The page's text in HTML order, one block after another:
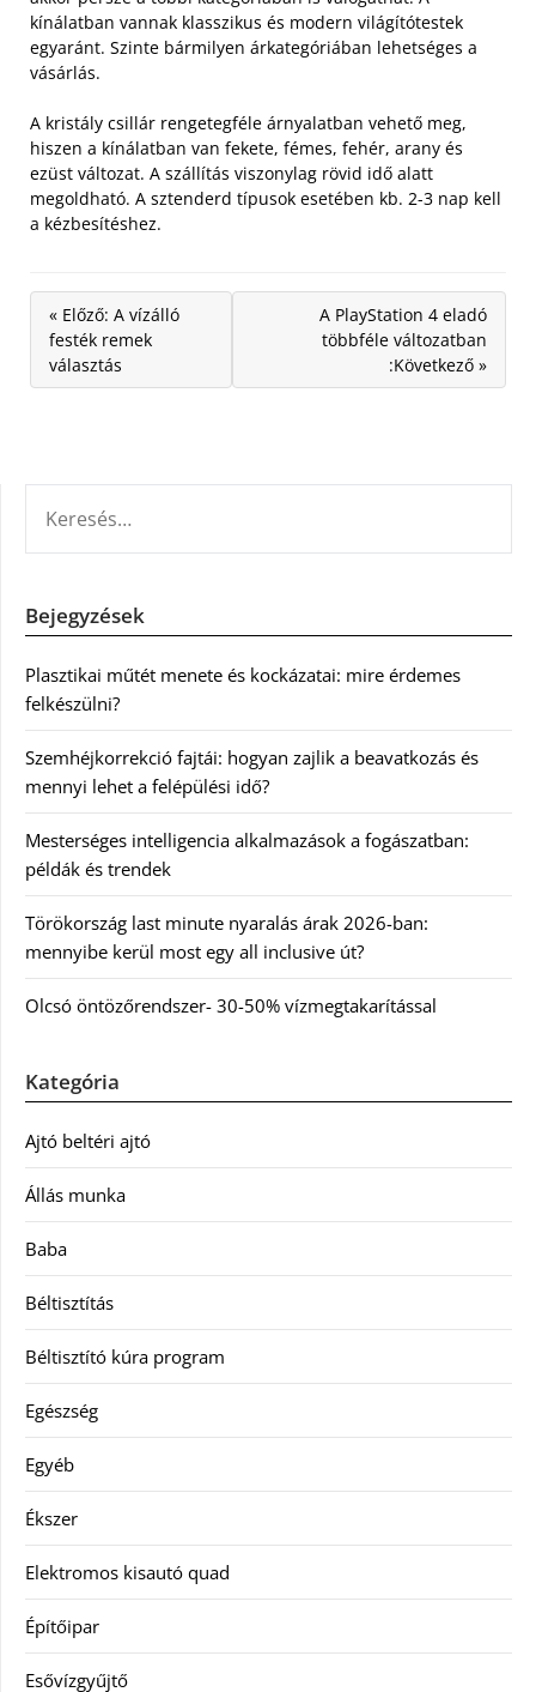
kínálatban vannak klasszikus és modern világítótestek
egyaránt. Szinte bármilyen árkategóriában lehetséges a
vásárlás.
A kristály csillár rengetegféle árnyalatban vehető meg,
hiszen a kínálatban van fekete, fémes, fehér, arany és
ezüst változat. A szállítás viszonylag rövid idő alatt
megoldható. A sztenderd típusok esetében kb. 2-3 nap kell
a kézbesítéshez.
« Előző: A vízálló
festék remek
választás
A PlayStation 4 eladó
többféle változatban
:Következő »
Bejegyzések
Plasztikai műtét menete és kockázatai: mire érdemes
felkészülni?
Szemhéjkorrekció fajtái: hogyan zajlik a beavatkozás és
mennyi lehet a felépülési idő?
Mesterséges intelligencia alkalmazások a fogászatban:
példák és trendek
Törökország last minute nyaralás árak 2026-ban:
mennyibe kerül most egy all inclusive út?
Olcsó öntözőrendszer- 30-50% vízmegtakarítással
Kategória
Ajtó beltéri ajtó
Állás munka
Baba
Béltisztítás
Béltisztító kúra program
Egészség
Egyéb
Ékszer
Elektromos kisautó quad
Építőipar
Esővízgyűjtő